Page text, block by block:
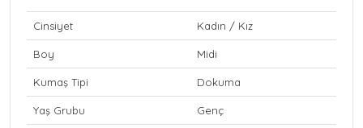
Cinsiyet Kadın / Kız
Boy Midi
Kumaş Tipi Dokuma
Yaş Grubu Genç